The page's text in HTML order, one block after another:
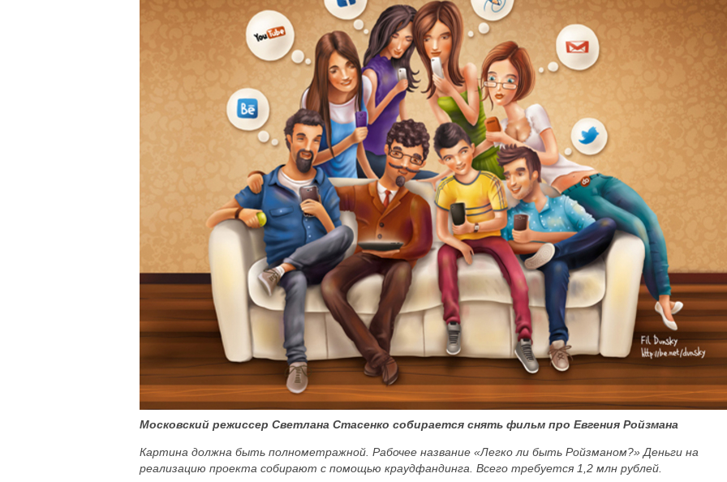
Московский режиссер Светлана Стасенко собирается снять фильм про Евгения Ройзмана
Картина должна быть полнометражной. Рабочее название «Легко ли быть Ройзманом?» Деньги на
реализацию проекта собирают с помощью краудфандинга. Всего требуется 1,2 млн рублей.